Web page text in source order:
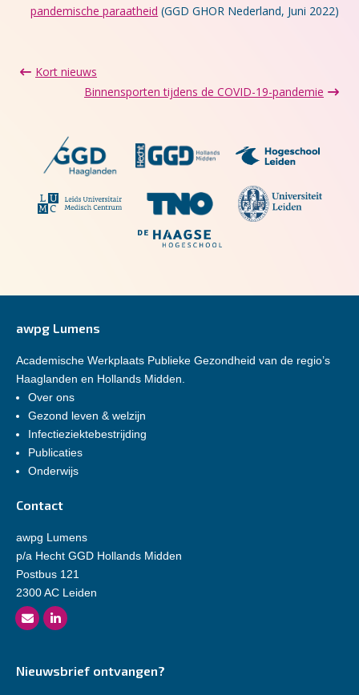
pandemische paraatheid (GGD GHOR Nederland, Juni 2022)
Kort nieuws
Binnensporten tijdens de COVID-19-pandemie
awpg Lumens
Academische Werkplaats Publieke Gezondheid van de regio’s
Haaglanden en Hollands Midden.
Over ons
Gezond leven & welzijn
Infectieziektebestrijding
Publicaties
Onderwijs
Contact
awpg Lumens
p/a Hecht GGD Hollands Midden
Postbus 121
2300 AC Leiden
Nieuwsbrief ontvangen?